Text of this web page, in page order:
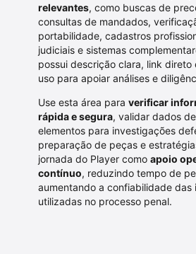
relevantes, como buscas de
consultas de mandados,
portabilidade, cadastros
judiciais e sistemas
possui descrição clara, link direto
uso para apoiar análises e
Use esta área para verificar
rápida e segura, validar dados
elementos para investigações
preparação de peças e
jornada do Player como apoio
contínuo, reduzindo tempo de
aumentando a confiabilidade das
utilizadas no processo penal.